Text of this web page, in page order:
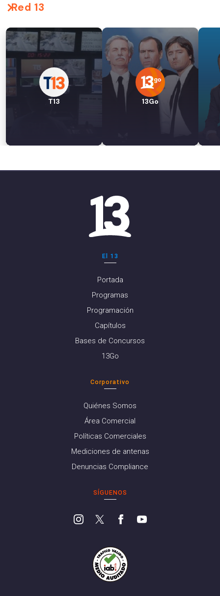
Red 13
T13 13Go
El 13
Portada
Programas
Programación
Capítulos
Bases de Concursos
13Go
Corporativo
Quiénes Somos
Área Comercial
Políticas Comerciales
Mediciones de antenas
Denuncias Compliance
SÍGUENOS